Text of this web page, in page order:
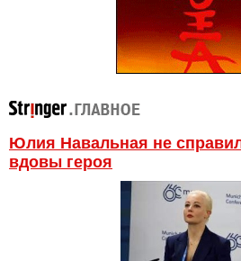
Юлия Навальная не
вдовы героя